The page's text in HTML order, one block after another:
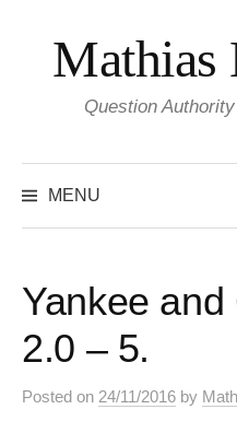
content
Mathias
Question
MENU
Yankee
2.0 – 5.
Posted on 24/11/2016 by